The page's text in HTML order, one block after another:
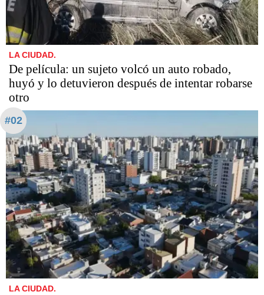
LA CIUDAD.
De película: un sujeto volcó un auto robado,
huyó y lo detuvieron después de intentar robarse
otro
#02
LA CIUDAD.